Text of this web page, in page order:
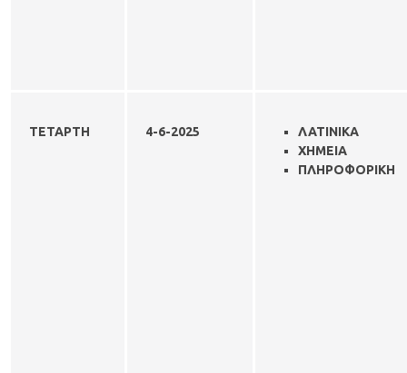
ΤΕΤΑΡΤΗ 4-6-2025
ΛΑΤΙΝΙΚΑ
ΧΗΜΕΙΑ
ΠΛΗΡΟΦΟΡΙΚΗ